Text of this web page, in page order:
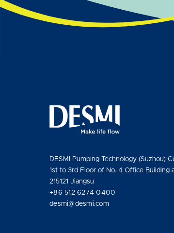
DESMI Pumping Technology (Suzhou)
1st to 3rd Floor of No. 4 Office Building
215121 Jiangsu
+86 512 6274 0400
desmi@desmi.com